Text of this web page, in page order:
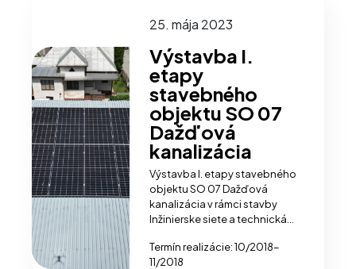
25. mája 2023
Výstavba I.
etapy
stavebného
objektu SO 07
Dažďová
kanalizácia
Výstavba I. etapy stavebného
objektu SO 07 Dažďová
kanalizácia v rámci stavby
Inžinierske siete a technická
Termín realizácie: 10/2018-
11/2018